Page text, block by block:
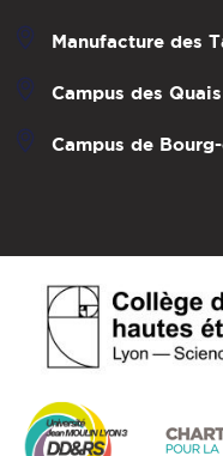
Manufacture des
Campus des Quais
Campus de